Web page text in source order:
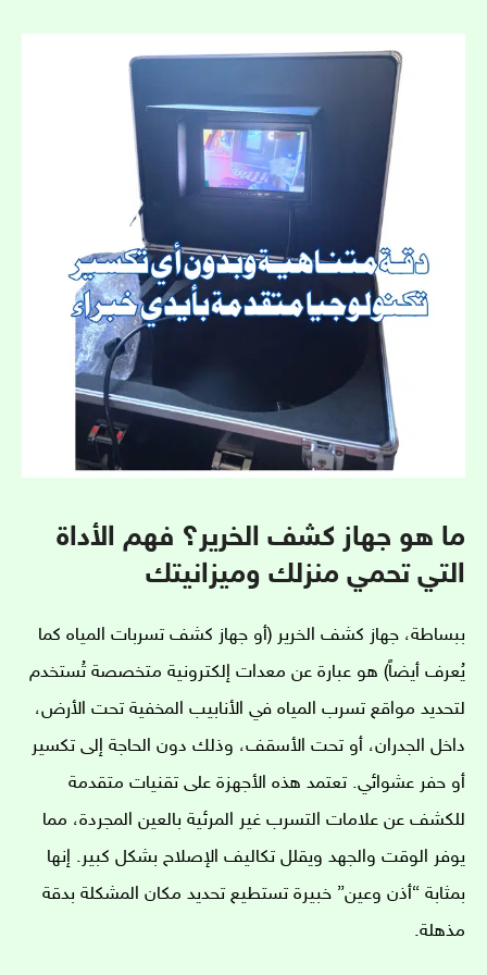
ما هو جهاز كشف الخرير؟ فهم الأداة
التي تحمي منزلك وميزانيتك
ببساطة، جهاز كشف الخرير (أو جهاز كشف تسربات المياه كما
يُعرف أيضاً) هو عبارة عن معدات إلكترونية متخصصة تُستخدم
لتحديد مواقع تسرب المياه في الأنابيب المخفية تحت الأرض،
داخل الجدران، أو تحت الأسقف، وذلك دون الحاجة إلى تكسير
أو حفر عشوائي. تعتمد هذه الأجهزة على تقنيات متقدمة
للكشف عن علامات التسرب غير المرئية بالعين المجردة، مما
يوفر الوقت والجهد ويقلل تكاليف الإصلاح بشكل كبير. إنها
بمثابة “أذن وعين” خبيرة تستطيع تحديد مكان المشكلة بدقة
مذهلة.